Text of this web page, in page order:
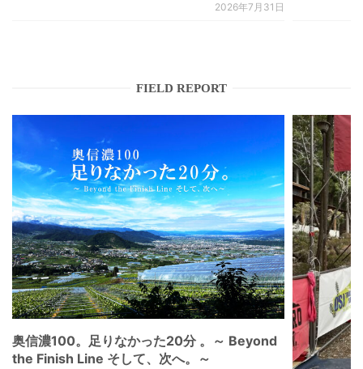
2026年7月31日
FIELD REPORT
奥信濃100。足りなかった20分 。～ Beyond
the Finish Line そして、次へ。～